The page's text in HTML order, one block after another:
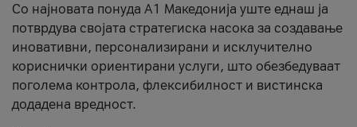
Со најновата понуда А1 Македонија уште еднаш ја
потврдува својата стратегиска насока за создавање
иновативни, персонализирани и исклучително
кориснички ориентирани услуги, што обезбедуваат
поголема контрола, флексибилност и вистинска
додадена вредност.